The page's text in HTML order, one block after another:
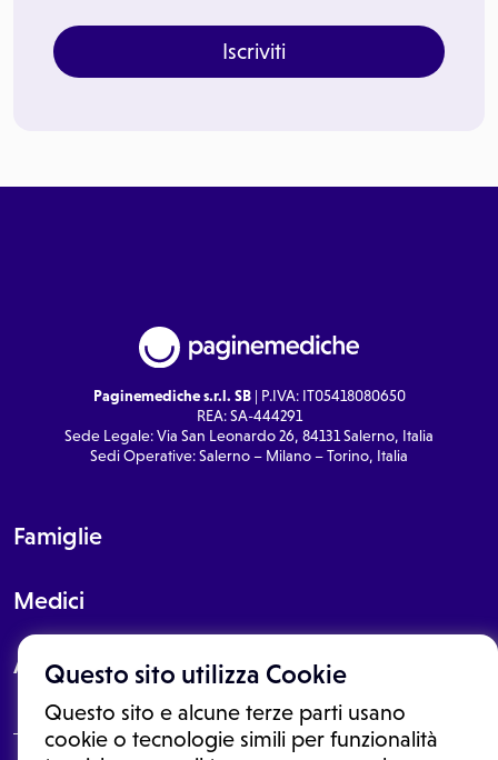
Questo sito utilizza Cookie
Questo sito e alcune terze parti usano
cookie o tecnologie simili per funzionalità
Iscriviti
Paginemediche s.r.l. SB| P.IVA: IT05418080650
REA: SA-444291
Sede Legale: Via San Leonardo 26, 84131 Salerno, Italia
Sedi Operative: Salerno – Milano – Torino, Italia
Famiglie
Medici
About